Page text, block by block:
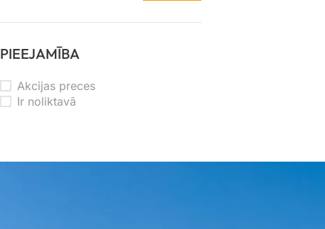
PIEEJAMĪBA
Akcijas preces
Ir noliktavā